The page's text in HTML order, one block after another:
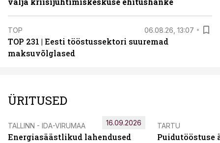
TOP 06.08.26, 13:07
TOP 231 | Eesti tööstussektori suuremad
maksuvõlglased
ÜRITUSED
TALLINN - IDA-VIRUMAA
Energiasäästlikud lahendused
16.09.2026 TARTU
Puidutööstuse